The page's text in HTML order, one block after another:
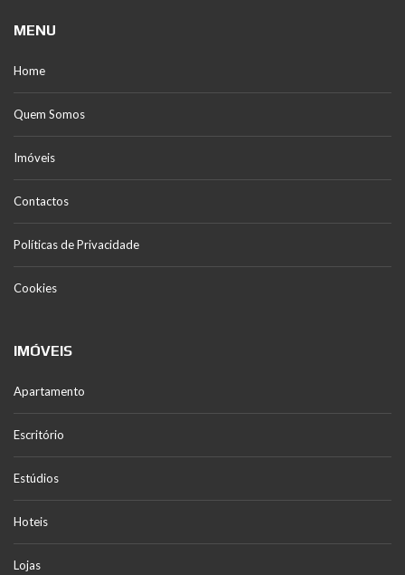
MENU
Home
Quem Somos
Imóveis
Contactos
Políticas de Privacidade
Cookies
IMÓVEIS
Apartamento
Escritório
Estúdios
Hoteis
Lojas